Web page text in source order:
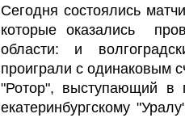
Сегодня состоялись
которые оказались
области: и
проиграли с одинаковым
"Ротор", выступающий в
екатеринбургскому